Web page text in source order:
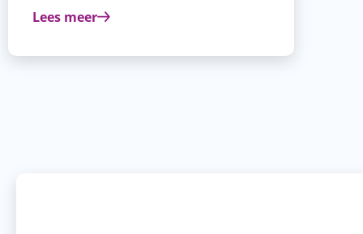
beschermen. Door je ICT-beheer uit te
zoals ClassICT, kun jij je focussen op je
Lees meer